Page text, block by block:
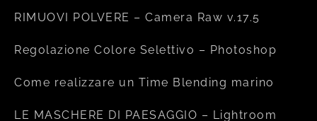
RIMUOVI POLVERE – Camera Raw v.17.5
Regolazione Colore Selettivo – Photoshop
Come realizzare un Time Blending marino
LE MASCHERE DI PAESAGGIO – Lightroom